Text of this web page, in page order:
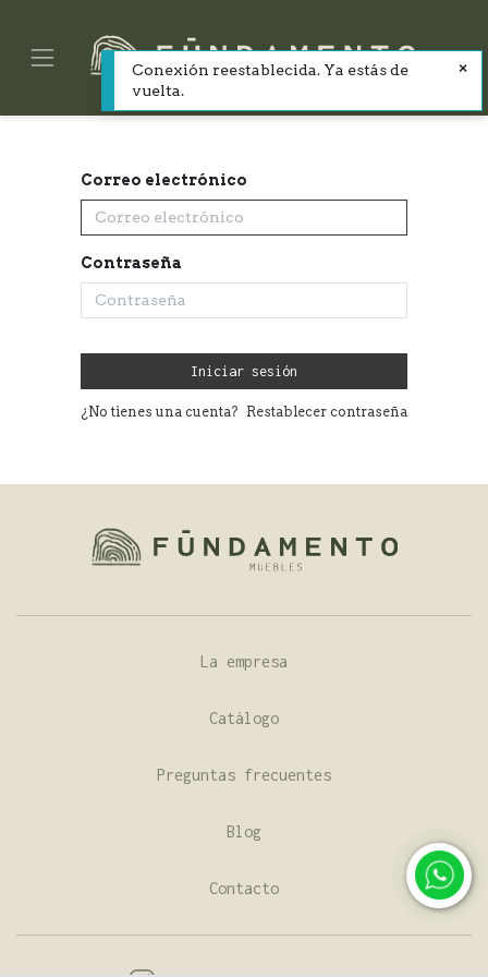
Correo electrónico
Contraseña
Iniciar sesión
¿No tienes una cuenta? Restablecer contraseña
La empresa
Catálogo
Preguntas frecuentes
Blog
Contacto
Conexión reestablecida. Ya estás de
vuelta.